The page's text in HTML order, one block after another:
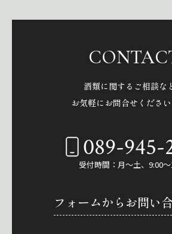
酒類に関するご相談な
お気軽にお問合せください
089-945-
受付時間：月～土、9:00
フォームからお問い